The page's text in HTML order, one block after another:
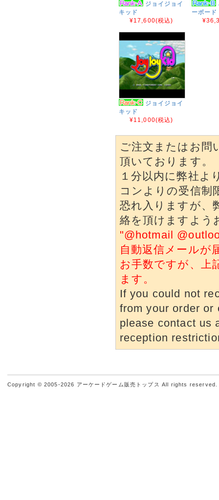
ジョイジョイ
キッド
¥17,600(税込)
ーボー
ジョイジョイ
キッド
¥11,000(税込)
ご注文またはお問
頂いております。
１分以内に弊社よ
コンよりの受信制
恐れ入りますが、
絡を頂けますよう
"@hotmail
自動返信メールが
お手数ですが、上
ます。
If you could not
from your order or
please contact us
reception
Copyright © 2005-2026 アーケードゲーム販売トップス All rights reserved.